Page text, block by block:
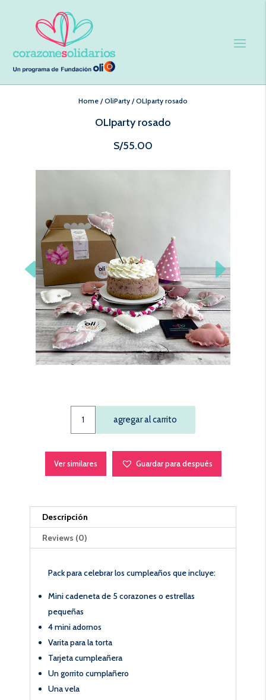
Home /OliParty /OLIparty rosado
OLIparty rosado
S/55.00
rosado
agregar al carrito
Ver similares Guardar para después
Descripción
Reviews (0)
Pack para celebrar los cumpleaños que incluye:
Mini cadeneta de 5 corazones o estrellas
pequeñas
4 mini adornos
Varita para la torta
Tarjeta cumpleañera
Un gorrito cumplañero
Una vela